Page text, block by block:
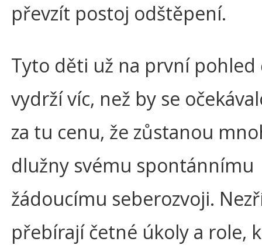
převzít postoj odštěpení.
Tyto děti už na první pohled
vydrží víc, než by se
za tu cenu, že zůstanou
dlužny svému spontánnímu
žádoucímu seberozvoji.
přebírají četné úkoly a role,